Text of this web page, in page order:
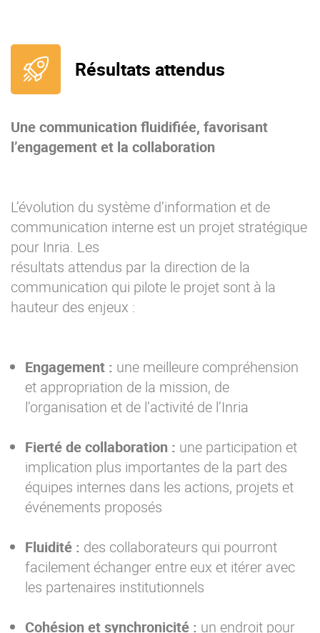
Résultats attendus
Une communication fluidifiée, favorisant
l’engagement et la collaboration
L’évolution du système d’information et de
communication interne est un projet stratégique
pour Inria. Les
résultats attendus par la direction de la
communication qui pilote le projet sont à la
hauteur des enjeux :
Engagement : une meilleure compréhension
et appropriation de la mission, de
l’organisation et de l’activité de l’Inria
Fierté de collaboration : une participation et
implication plus importantes de la part des
équipes internes dans les actions, projets et
événements proposés
Fluidité : des collaborateurs qui pourront
facilement échanger entre eux et itérer avec
les partenaires institutionnels
Cohésion et synchronicité : un endroit pour